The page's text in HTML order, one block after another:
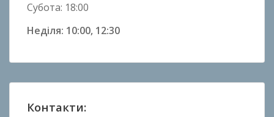
Субота: 18:00
Неділя: 10:00, 12:30
Контакти: